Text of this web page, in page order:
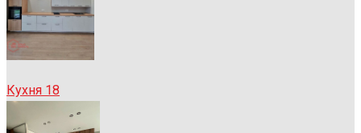
Кухня 18